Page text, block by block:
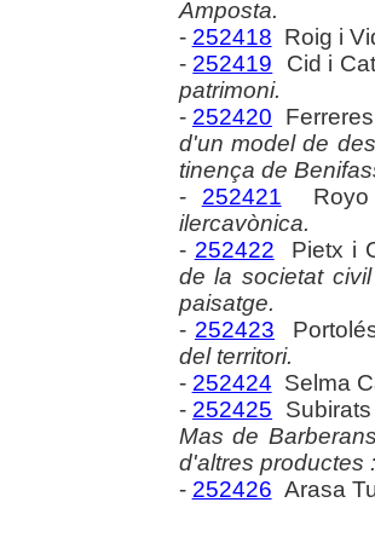
Amposta.
- 252418 Roig i
- 252419 Cid i
patrimoni.
- 252420
d'un model de
tinença de
- 252421 Royo
ilercavònica.
- 252422 Pietx i
de la societat
paisatge.
- 252423
del territori.
- 252424 Selma
- 252425
Mas de
d'altres productes
- 252426 Arasa